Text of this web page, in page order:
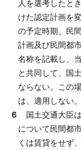
人を選考したと
けた認定計画を
の予定時期、民
計画及び民間都
名称を記載し、
と共同して、国
ならない。 この
は、適用しない。
６ 国土交通大臣
について民間都
くは賃貸をせず